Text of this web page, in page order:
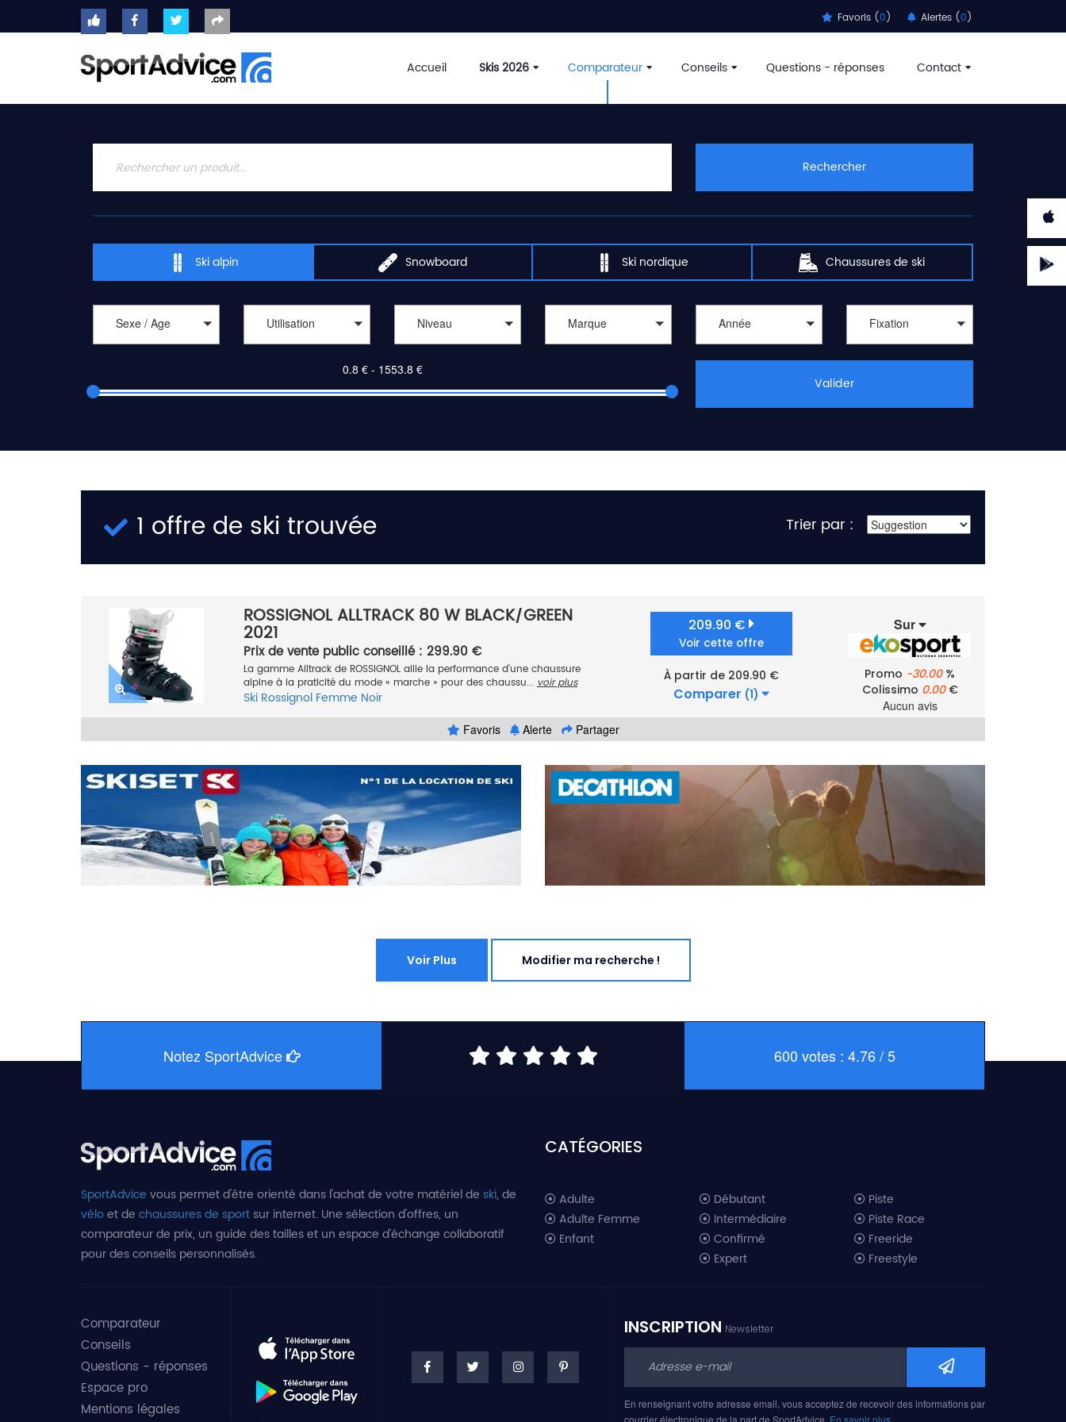
Favoris (0) Alertes (0)
Accueil Skis 2026 Comparateur Conseils Questions - réponses Contact
ACCUEIL
2020
CONSEILS
QUESTIONS
Rechercher
Ski alpin Snowboard Ski nordique Chaussures de ski
Sexe / Age Utilisation Niveau Marque Année Fixation
Valider
1 offre de ski trouvée Trier par :
ROSSIGNOL ALLTRACK 80 W BLACK/GREEN
2021
Prix de vente public conseillé : 299.90 €
La gamme Alltrack de ROSSIGNOL allie la performance d’une chaussure
alpine à la praticité du mode « marche » pour des chaussu... voir plus
Ski Rossignol Femme Noir
209.90 €
Voir cette offre
À partir de 209.90 €
Comparer (1)
Sur
Promo -30.00%
Colissimo 0.00€
Aucun avis
Favoris
Alerte Partager
Voir Plus Modifier ma recherche !
Notez SportAdvice 600 votes : 4.76 / 5
SportAdvice vous permet d'être orienté dans l'achat de votre matériel de ski, de
véloet de chaussures de sportsur internet. Une sélection d'offres, un
comparateur de prix, un guide des tailles et un espace d'échange collaboratif
pour des conseils personnalisés.
CATÉGORIES
Adulte
Adulte Femme
Enfant
Débutant
Intermédiaire
Confirmé
Expert
Piste
Piste Race
Freeride
Freestyle
Ski freeride 2019
Ski freestyle 2019
Ski AM 2019
Comparateur
Conseils
Questions - réponses
Espace pro
Mentions légales
INSCRIPTION Newsletter
En renseignant votre adresse email, vous acceptez de recevoir des informations par
courrier électronique de la part de SportAdvice. En savoir plus…